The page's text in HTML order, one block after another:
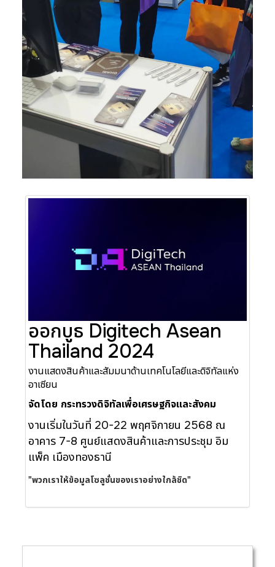
ออกบูธ Digitech Asean
Thailand 2024
งานแสดงสินค้าและสัมมนาด้านเทคโนโลยีและดิจิทัลแห่ง
อาเซียน
จัดโดย กระทรวงดิจิทัลเพื่อเศรษฐกิจและสังคม
งานเริ่มในวันที่ 20-22 พฤศจิกายน 2568 ณ
อาคาร 7-8 ศูนย์แสดงสินค้าและการประชุม อิม
แพ็ค เมืองทองธานี
"พวกเราให้ข้อมูลโซลูชั่นของเราอย่างใกล้ชิด"